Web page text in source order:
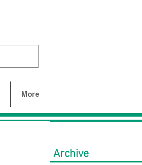
More
Archive